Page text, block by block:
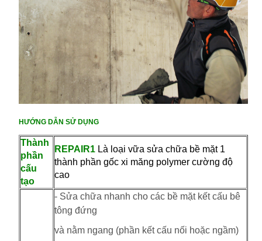
HƯỚNG DẪN SỬ DỤNG
Thành
phần
cấu
tạo
REPAIR1 Là loại vữa sửa chữa bề mặt 1
thành phần gốc xi măng polymer cường độ
cao
- Sửa chữa nhanh cho các bề mặt kết cấu bê
tông đứng
và nằm ngang (phần kết cấu nối hoặc ngầm)